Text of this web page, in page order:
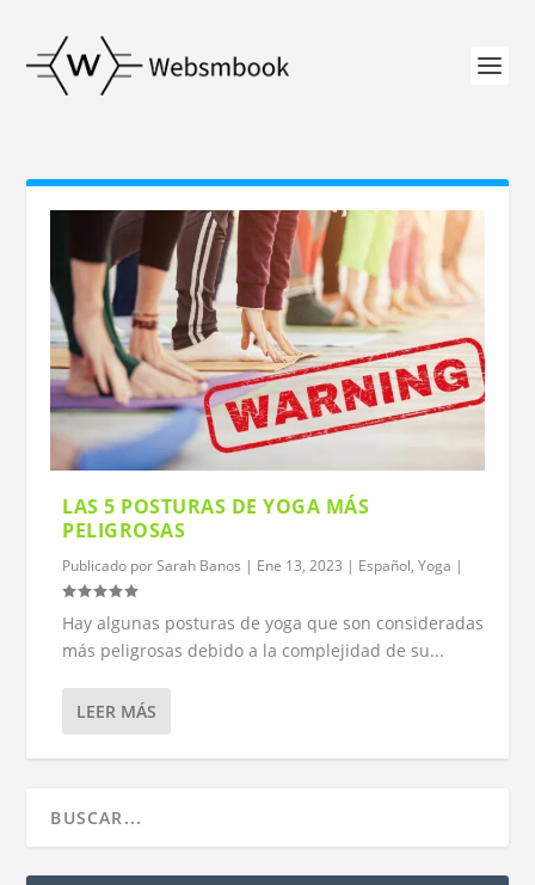
LAS 5 POSTURAS DE YOGA MÁS
PELIGROSAS
Publicado porSarah Banos | Ene 13, 2023 | Español,Yoga |
Hay algunas posturas de yoga que son consideradas
más peligrosas debido a la complejidad de su...
LEER MÁS